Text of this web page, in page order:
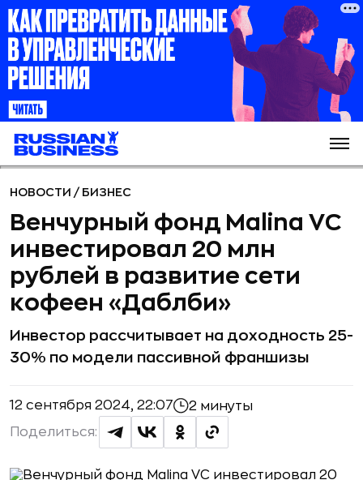
НОВОСТИ / БИЗНЕС
Венчурный фонд Malina VC
инвестировал 20 млн
рублей в развитие сети
кофеен «Даблби»
Инвестор рассчитывает на доходность 25-
30% по модели пассивной франшизы
12 сентября 2024, 22:07 2 минуты
Поделиться: